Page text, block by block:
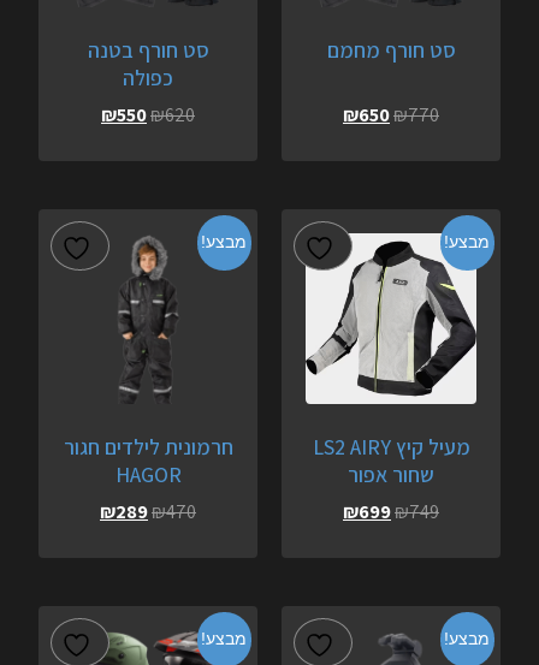
סט חורף מחמם
₪770
₪650
סט חורף בטנה
כפולה
₪620
₪550
מבצע!
מעיל קיץ LS2 AIRY
שחור אפור
₪749
₪699
מבצע!
חרמונית לילדים חגור
HAGOR
₪470
₪289
מבצע! מבצע!